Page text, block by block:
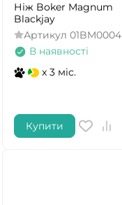
Ніж Boker Magnum
Blackjay
Артикул 01BM0004
В наявності
x 3 міс.
Купити